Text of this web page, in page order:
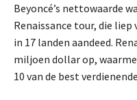
Beyoncé’s nettowaarde
Renaissance tour, die
in 17 landen aandeed.
miljoen dollar op,
10 van de best